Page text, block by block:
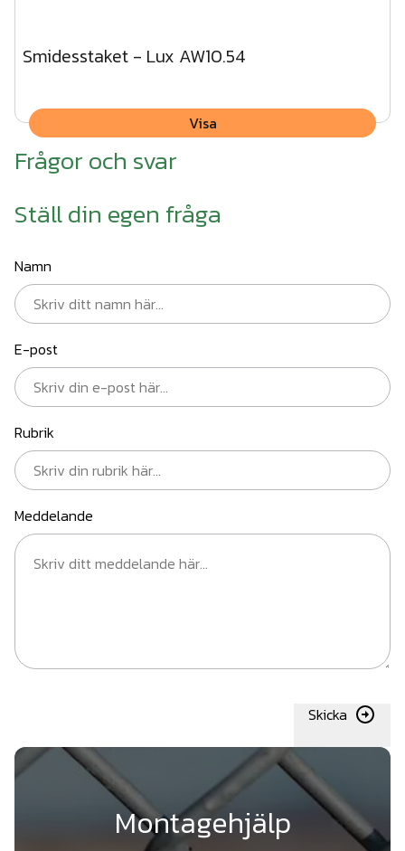
Smidesstaket - Lux AW10.54
Visa
Frågor och svar
Ställ din egen fråga
Namn
E-post
Rubrik
Meddelande
Skicka
Montagehjälp